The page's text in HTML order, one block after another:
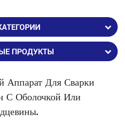
ПРОДУКТЫ
Аппарат Для Сварки
С Оболочкой Или